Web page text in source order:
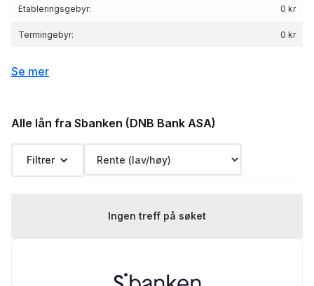
Etableringsgebyr: 0 kr
Termingebyr: 0 kr
totalpris: 5 338 995 kr
Se mer
Alle lån fra Sbanken (DNB Bank ASA)
Filtrer
Ingen treff på søket